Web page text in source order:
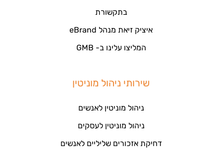
בתקשורת
איציק זיאת מנהל eBrand
המליצו עלינו ב- GMB
שירותי ניהול מוניטין
ניהול מוניטין לאנשים
ניהול מוניטין לעסקים
דחיקת אזכורים שליליים לאנשים